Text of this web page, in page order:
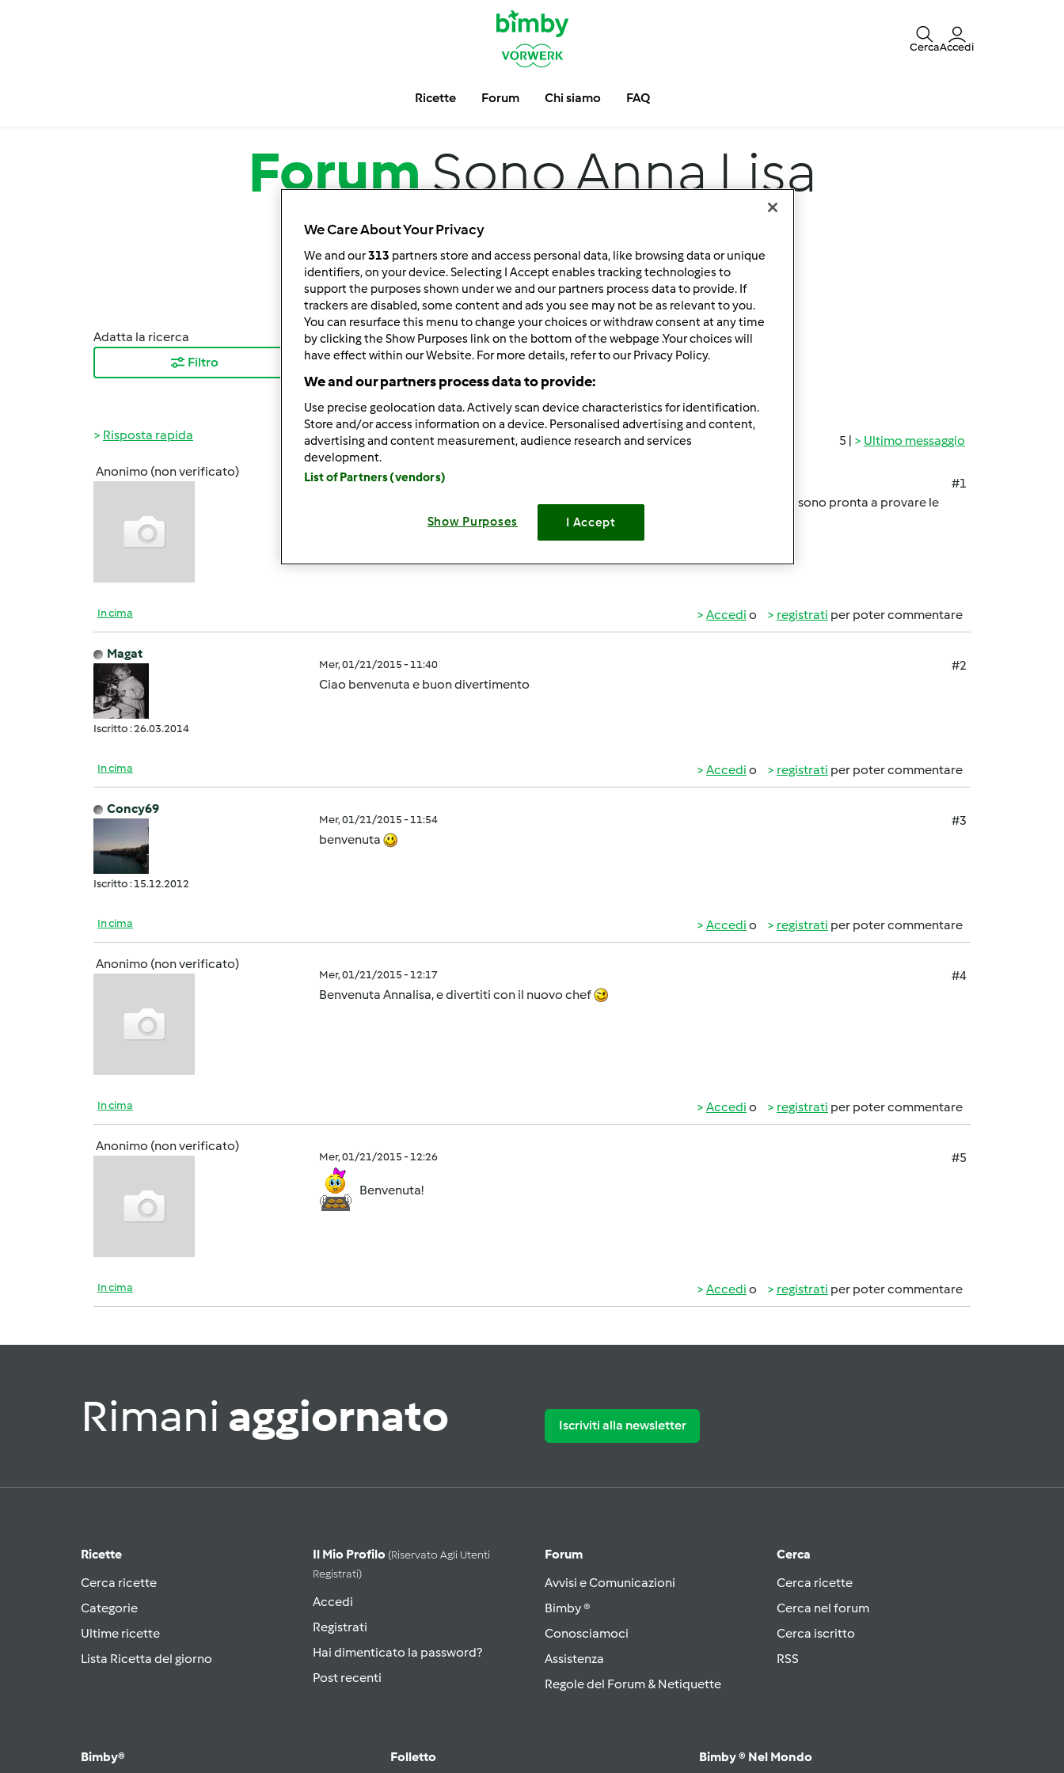
CercaAccedi
Ricette Forum Chi siamo FAQ
ForumSono Anna Lisa
Adatta la ricerca
Filtro
Ordina per:
I risultati più recenti
Risultati per pagina:
10
5 | Ultimo messaggio
Risposta rapida
Anonimo (non verificato)
Mer, 01/21/2015 - 11:20
#1
Ciao sono Anna lisa è da dieci giorni che ho ricevuto il mio Bimby ne sono entusiasta sono pronta a provare le
tantissime ricette che mi consiglierete baci a tutte
In cima Accedi o registrati per poter commentare
Magat
Iscritto : 26.03.2014
Mer, 01/21/2015 - 11:40
#2
Ciao benvenuta e buon divertimento
In cima Accedi o registrati per poter commentare
Concy69
Iscritto : 15.12.2012
Mer, 01/21/2015 - 11:54
#3
benvenuta
In cima Accedi o registrati per poter commentare
Anonimo (non verificato)
Mer, 01/21/2015 - 12:17
#4
Benvenuta Annalisa, e divertiti con il nuovo chef
In cima Accedi o registrati per poter commentare
Anonimo (non verificato)
Mer, 01/21/2015 - 12:26 #5
Benvenuta!
In cima Accedi o registrati per poter commentare
Rimani aggiornato Iscriviti alla newsletter
Ricette
Cerca ricette
Categorie
Ultime ricette
Lista Ricetta del giorno
Il Mio Profilo (riservato Agli Utenti
Registrati)
Accedi
Registrati
Hai dimenticato la password?
Post recenti
Forum
Avvisi e Comunicazioni
Bimby ®
Conosciamoci
Assistenza
Regole del Forum & Netiquette
Cerca
Cerca ricette
Cerca nel forum
Cerca iscritto
RSS
Bimby® Folletto Bimby ® Nel Mondo
We Care About Your Privacy
We and our313 partners store and access personal data, like browsing data or unique
identifiers, on your device. Selecting I Accept enables tracking technologies to
support the purposes shown under we and our partners process data to provide. If
trackers are disabled, some content and ads you see may not be as relevant to you.
You can resurface this menu to change your choices or withdraw consent at any time
by clicking the Show Purposes link on the bottom of the webpage .Your choices will
have effect within our Website. For more details, refer to our Privacy Policy.
We and our partners process data to provide:
Use precise geolocation data. Actively scan device characteristics for identification.
Store and/or access information on a device. Personalised advertising and content,
advertising and content measurement, audience research and services
development.
List of Partners (vendors)
Show Purposes I Accept